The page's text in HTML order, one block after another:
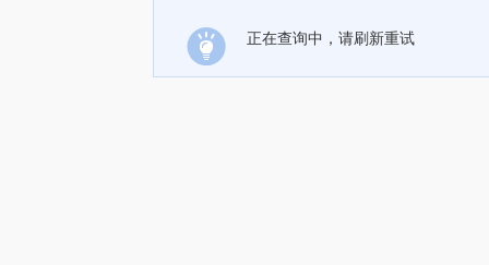
正在查询中，请刷新重试